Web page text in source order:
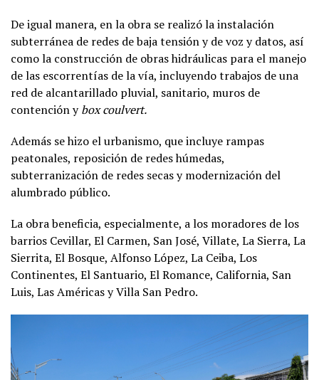
De igual manera, en la obra se realizó la instalación
subterránea de redes de baja tensión y de voz y datos, así
como la construcción de obras hidráulicas para el manejo
de las escorrentías de la vía, incluyendo trabajos de una
red de alcantarillado pluvial, sanitario, muros de
contención ybox coulvert.
Además se hizo el urbanismo, que incluye rampas
peatonales, reposición de redes húmedas,
subterranización de redes secas y modernización del
alumbrado público.
La obra beneficia, especialmente, a los moradores de los
barrios Cevillar, El Carmen, San José, Villate, La Sierra, La
Sierrita, El Bosque, Alfonso López, La Ceiba, Los
Continentes, El Santuario, El Romance, California, San
Luis, Las Américas y Villa San Pedro.